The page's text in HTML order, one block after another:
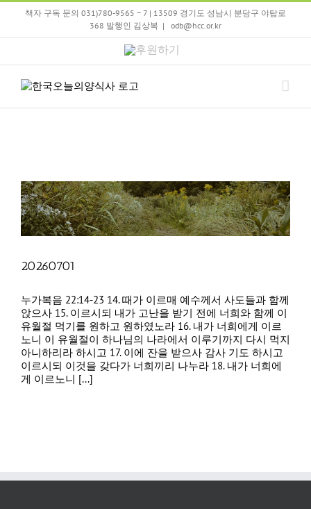
Skip
책자 구독 문의 031)780-9565 ~ 7 | 13509 경기도 성남시 분당구 야탑로
368 발행인 김상복 | odb@hcc.or.kr
후
기
20260701
누가복음 22:14-23 14. 때가 이르매 예수께서 사도들과 함께
앉으사 15. 이르시되 내가 고난을 받기 전에 너희와 함께 이
유월절 먹기를 원하고 원하였노라 16. 내가 너희에게 이르
노니 이 유월절이 하나님의 나라에서 이루기까지 다시 먹지
아니하리라 하시고 17. 이에 잔을 받으사 감사 기도 하시고
이르시되 이것을 갖다가 너희끼리 나누라 18. 내가 너희에
게 이르노니 [...]